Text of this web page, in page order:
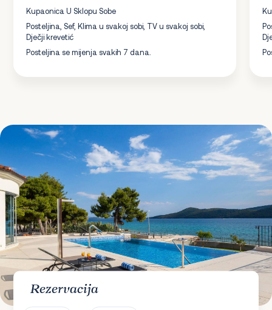
Kupaonica U Sklopu Sobe
Posteljina, Sef, Klima u svakoj sobi, TV u svakoj sobi,
Dječji krevetić
Posteljina se mijenja svakih 7 dana.
Rezervacija